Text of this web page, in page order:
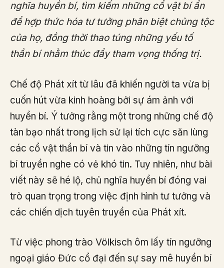
nghĩa huyền bí, tìm kiếm những cổ vật bí ẩn
để hợp thức hóa tư tưởng phân biệt chủng tộc
của họ, đồng thời thao túng những yếu tố
thần bí nhằm thúc đẩy tham vọng thống trị.
Chế độ Phát xít từ lâu đã khiến người ta vừa bị
cuốn hút vừa kinh hoàng bởi sự ám ảnh với
huyền bí. Ý tưởng rằng một trong những chế độ
tàn bạo nhất trong lịch sử lại tích cực săn lùng
các cổ vật thần bí và tin vào những tín ngưỡng
bí truyền nghe có vẻ khó tin. Tuy nhiên, như bài
viết này sẽ hé lộ, chủ nghĩa huyền bí đóng vai
trò quan trọng trong việc định hình tư tưởng và
các chiến dịch tuyên truyền của Phát xít.
Từ việc phong trào Völkisch ôm lấy tín ngưỡng
ngoại giáo Đức cổ đại đến sự say mê huyền bí